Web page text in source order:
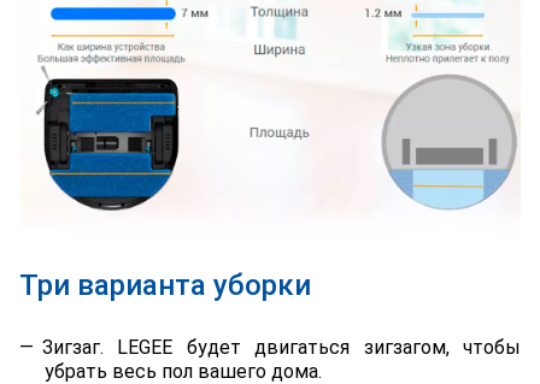
Три варианта уборки
Зигзаг. LEGEE будет двигаться зигзагом, чтобы
убрать весь пол вашего дома.